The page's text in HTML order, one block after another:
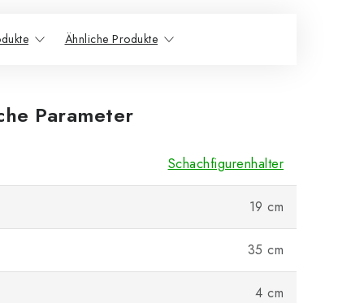
Ähnliche Produkte
Parameter
Schachfigurenhalter
19 cm
35 cm
4 cm